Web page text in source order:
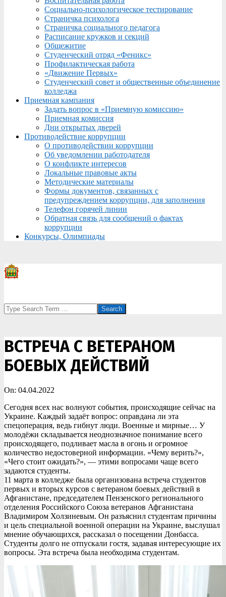
Социально-психологическое тестирование
Страничка психолога
Страничка социального педагога
Расписание кружков и секций
Общежитие
Студенческий отряд «Феникс»
Профилактическая работа
«Движение Первых»
Студенческий совет и общественные объединение
колледжа
Приемная кампания
Задать вопрос в «Приемную комиссию»
Приемная комиссия
Дни открытых дверей
Противодействие коррупции
О противодействии коррупции
Об уведомлении работодателя
О конфликте интересов
Локальные правовые акты
Методические материалы
Формы документов, связанных с
предупреждением коррупции, для заполнения
Телефон горячей линии
Обратная связь для сообщений о фактах
коррупции
Конкурсы, Олимпиады
Search
ВСТРЕЧА С ВЕТЕРАНОМ
БОЕВЫХ ДЕЙСТВИЙ
On: 04.04.2022
Сегодня всех нас волнуют события, происходящие сейчас на
Украине. Каждый задаёт вопрос: оправдана ли эта
спецоперация, ведь гибнут люди. Военные и мирные… У
молодёжи складывается неоднозначное понимание всего
происходящего, подливает масла в огонь и огромное
количество недостоверной информации. «Чему верить?»,
«Чего стоит ожидать?», — этими вопросами чаще всего
задаются студенты.
11 марта в колледже была организована встреча студентов
первых и вторых курсов с ветераном боевых действий в
Афганистане, председателем Пензенского регионального
отделения Российского Союза ветеранов Афганистана
Владимиром Холзиневым. Он разъяснил студентам причины
и цель специальной военной операции на Украине, выслушал
мнение обучающихся, рассказал о посещении Донбасса.
Студенты долго не отпускали гостя, задавая интересующие их
вопросы. Эта встреча была необходима студентам.